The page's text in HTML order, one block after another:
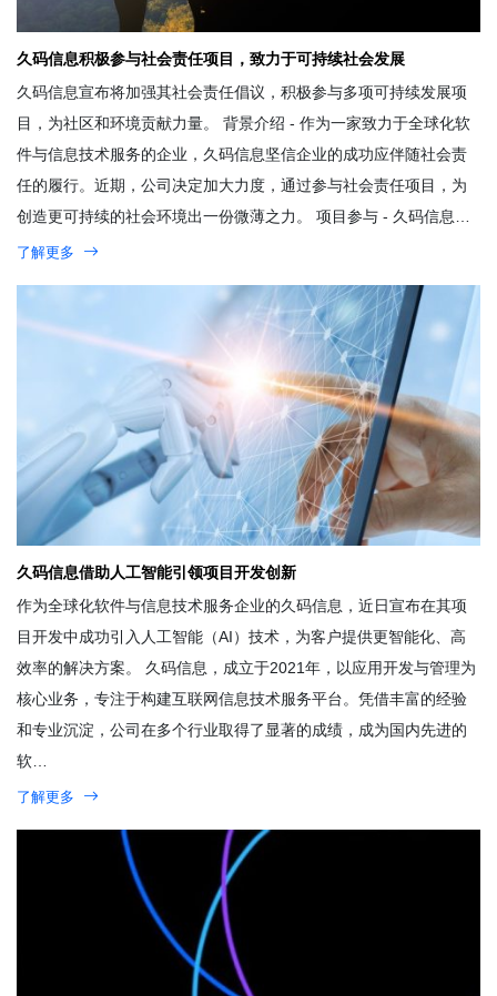
久码信息积极参与社会责任项目，致力于可持续社会发展
久码信息宣布将加强其社会责任倡议，积极参与多项可持续发展项
目，为社区和环境贡献力量。 背景介绍 - 作为一家致力于全球化软
件与信息技术服务的企业，久码信息坚信企业的成功应伴随社会责
任的履行。近期，公司决定加大力度，通过参与社会责任项目，为
创造更可持续的社会环境出一份微薄之力。 项目参与 - 久码信息…
了解更多
久码信息借助人工智能引领项目开发创新
作为全球化软件与信息技术服务企业的久码信息，近日宣布在其项
目开发中成功引入人工智能（AI）技术，为客户提供更智能化、高
效率的解决方案。 久码信息，成立于2021年，以应用开发与管理为
核心业务，专注于构建互联网信息技术服务平台。凭借丰富的经验
和专业沉淀，公司在多个行业取得了显著的成绩，成为国内先进的
软…
了解更多